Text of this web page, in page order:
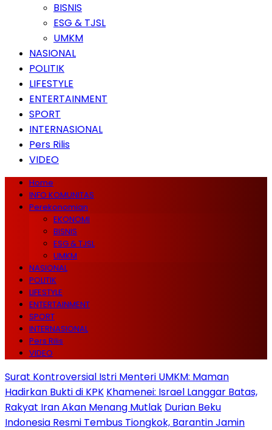
BISNIS
ESG & TJSL
UMKM
NASIONAL
POLITIK
LIFESTYLE
ENTERTAINMENT
SPORT
INTERNASIONAL
Pers Rilis
VIDEO
Home
INFO KOMUNITAS
Perekonomian
EKONOMI
BISNIS
ESG & TJSL
UMKM
NASIONAL
POLITIK
LIFESTYLE
ENTERTAINMENT
SPORT
INTERNASIONAL
Pers Rilis
VIDEO
Surat Kontroversial Istri Menteri UMKM: Maman
Hadirkan Bukti di KPK Khamenei: Israel Langgar Batas,
Rakyat Iran Akan Menang Mutlak Durian Beku
Indonesia Resmi Tembus Tiongkok, Barantin Jamin